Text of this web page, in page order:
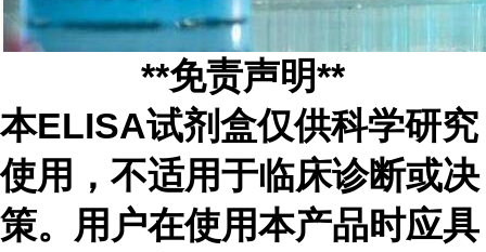
**免责声明**
本ELISA试剂盒仅供科学研究
使用，不适用于临床诊断或决
策。用户在使用本产品时应具